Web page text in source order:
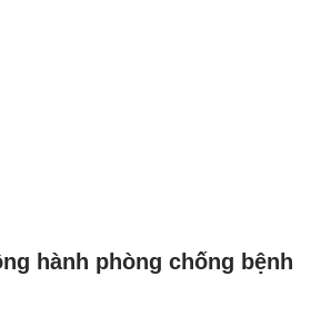
hành phòng chống bệnh